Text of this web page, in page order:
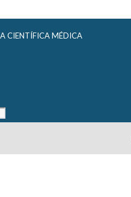
CIENTÍFICA MÉDICA